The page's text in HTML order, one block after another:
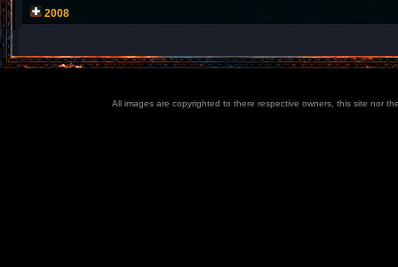
2008
All images are copyrighted to there respective owners, this site nor